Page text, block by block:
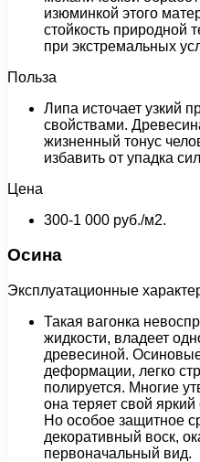
изюминкой этого
стойкость природной
при экстремальных
Польза
Липа источает узкий
свойствами.
жизненный тонус
избавить от упадка
Цена
300-1 000 руб./м2.
Осина
Эксплуатационные
Такая вагонка
жидкости, владеет
древесиной.
деформации, легко
полируется. Многие
она теряет свой
Но особое защитное
декоративный воск,
первоначальный вид.